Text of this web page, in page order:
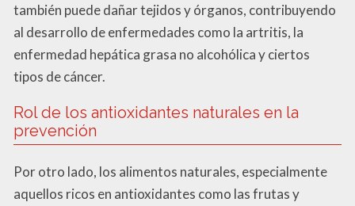
también puede dañar tejidos y órganos, contribuyendo
al desarrollo de enfermedades como la artritis, la
enfermedad hepática grasa no alcohólica y ciertos
tipos de cáncer.
Rol de los antioxidantes naturales en la
prevención
Por otro lado, los alimentos naturales, especialmente
aquellos ricos en antioxidantes como las frutas y